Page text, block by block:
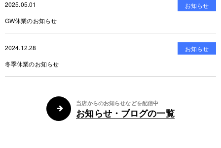
2025.05.01
お知らせ
GW休業のお知らせ
2024.12.28
お知らせ
冬季休業のお知らせ
当店からのお知らせなどを配信中
お知らせ・ブログの一覧